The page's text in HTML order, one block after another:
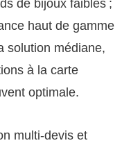
de bijoux faibles ;
haut de gamme
solution médiane,
à la carte
optimale.
multi-devis et